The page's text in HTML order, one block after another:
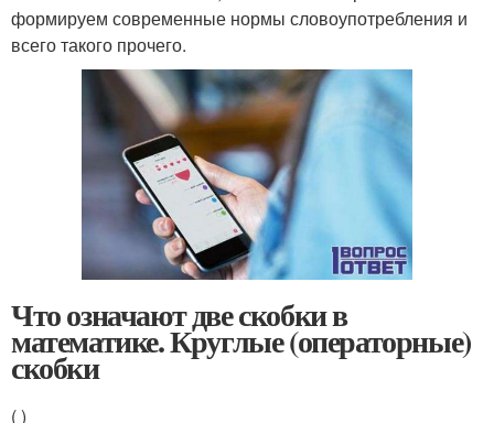
формируем современные нормы словоупотребления и
всего такого прочего.
Что означают две скобки в
математике. Круглые (операторные)
скобки
( )